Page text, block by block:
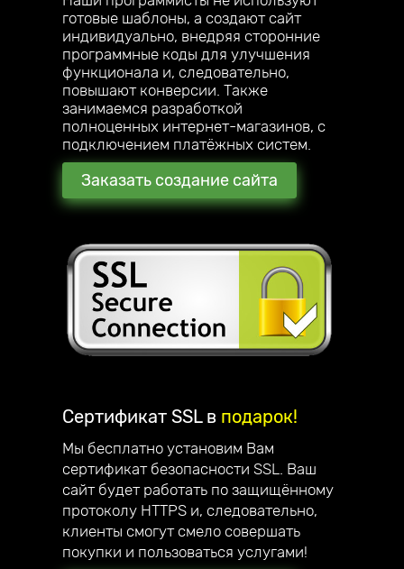
готовые шаблоны, а создают сайт
индивидуально, внедряя сторонние
программные коды для улучшения
функционала и, следовательно,
повышают конверсии. Также
занимаемся разработкой
полноценных интернет-магазинов, с
подключением платёжных систем.
Заказать создание сайта
Сертификат SSL в подарок!
Мы бесплатно установим Вам
сертификат безопасности SSL. Ваш
сайт будет работать по защищённому
протоколу HTTPS и, следовательно,
клиенты смогут смело совершать
покупки и пользоваться услугами!